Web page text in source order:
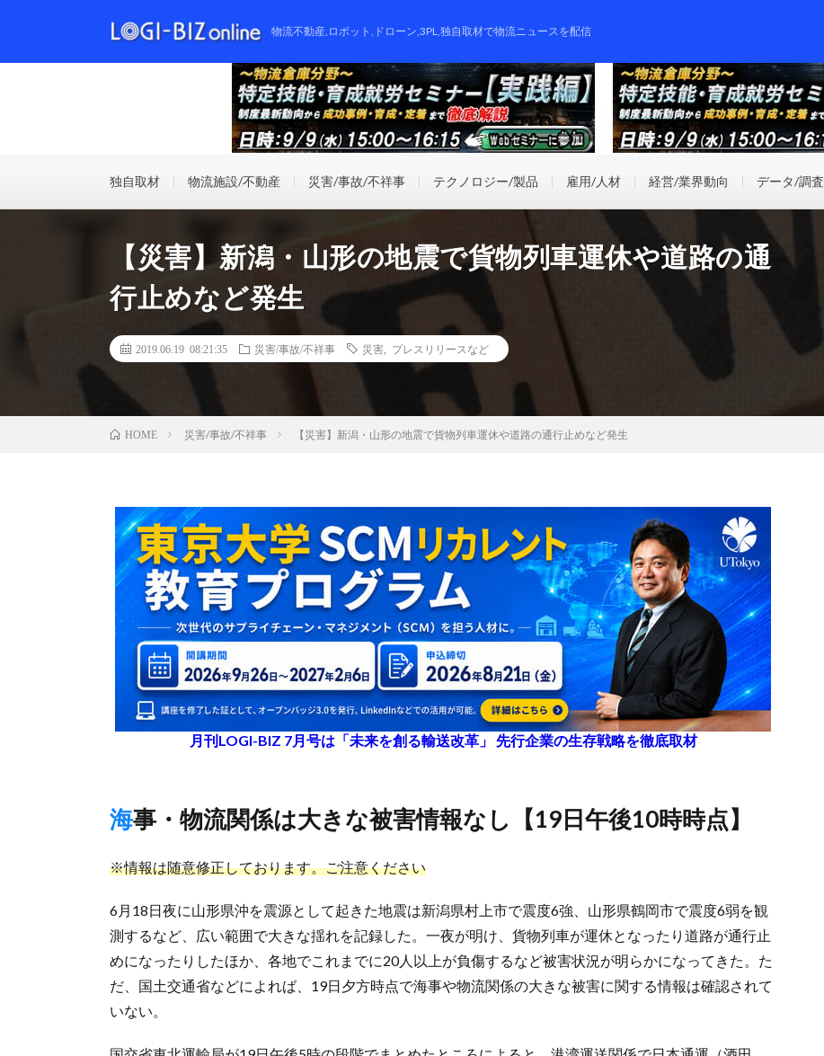
物流不動産,ロボット,ドローン,3PL,独自取材で物流ニュースを配信
独自取材 物流施設/不動産 災害/事故/不祥事 テクノロジー/製品 雇用/人材 経営/業界動向 データ/調査
【災害】新潟・山形の地震で貨物列車運休や道路の通
行止めなど発生
2019.06.19 08:21:35 災害/事故/不祥事 災害 プレスリリースなど
HOME 災害/事故/不祥事 【災害】新潟・山形の地震で貨物列車運休や道路の通行止めなど発生
月刊LOGI-BIZ 7月号は「未来を創る輸送改革」 先行企業の生存戦略を徹底取材
海事・物流関係は大きな被害情報なし【19日午後10時時点】
※情報は随意修正しております。ご注意ください
6月18日夜に山形県沖を震源として起きた地震は新潟県村上市で震度6強、山形県鶴岡市で震度6弱を観
測するなど、広い範囲で大きな揺れを記録した。一夜が明け、貨物列車が運休となったり道路が通行止
めになったりしたほか、各地でこれまでに20人以上が負傷するなど被害状況が明らかになってきた。た
だ、国土交通省などによれば、19日夕方時点で海事や物流関係の大きな被害に関する情報は確認されて
いない。